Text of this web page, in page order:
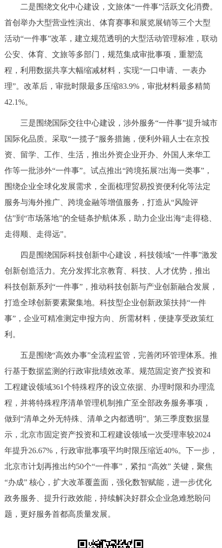
DEUTSCH FRANÇAIS РУССКИЙ ЯЗЫК
ESPAÑOL العربية PORTUGUÊS
二是围绕文化中心建设，文旅体“一件事”活跃文化消费。
首创举办大型营业性演出、体育赛事和展览展销等三个大型
活动“一件事”改革，建立规范透明的大型活动管理标准，联动
公安、体育、文旅等多部门，规范集成审批事项，重塑流
程，利用数据共享大幅缩减材料，实现“一口申请、一表办
理”。改革后，审批时限最多压缩83.9%，审批材料最多精简
42.1%。
三是围绕国际交往中心建设，涉外服务“一件事”提升城市
国际化品质。采取“一揽子”服务措施，便利外籍人士在京投
资、留学、工作、生活，推出外资企业开办、外国人来华工
作等一批涉外“一件事”。试点推出“跨境拓展?出海一类事”，
围绕企业全球化发展需求，全面梳理贸易投资便利化等法定
服务与海外推广、跨境金融等增值服务，打造从“风险评
估”到“市场落地”的全链条护航体系，助力企业出海“走得稳、
走得顺、走得远”。
四是围绕国际科技创新中心建设，科技领域“一件事”激发
创新创造活力。充分发挥北京教育、科技、人才优势，推出
科技创新系列“一件事”，推动科技创新与产业创新融合发展，
打造全球创新要素聚集地。科技型企业创新政策扶持“一件
事”，企业可精准测定申报方向、所需材料，便捷享受政策红
利。
五是围绕“高效办事”全流程监管，完善闭环管理体系。推
行基于数据监测的行政审批绩效改革。规范固定资产投资和
工程建设领域361个特殊程序的设立依据、办理时限和办理流
程，并将特殊程序清单管理机制推广至全部政务服务事项，
做到“清单之外无特殊、清单之内都透明”。第三季度数据显
示，北京市固定资产投资和工程建设领域一次受理率较2024
年提升26.67%，行政审批事项平均时限压缩近40%。下一步，
北京市计划再推出约50个“一件事”，紧扣 “高效” 关键，聚焦
“办成” 核心，扩大改革覆盖面，强化数智赋能，进一步优化
政务服务、提升行政效能，持续解决好群众企业急难愁盼问
题，更好服务首都高质量发展。